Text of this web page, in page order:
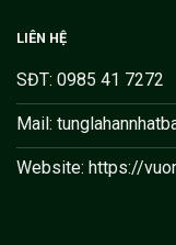
LIÊN HỆ
SĐT: 0985 41 7272
Mail:
Website: https://